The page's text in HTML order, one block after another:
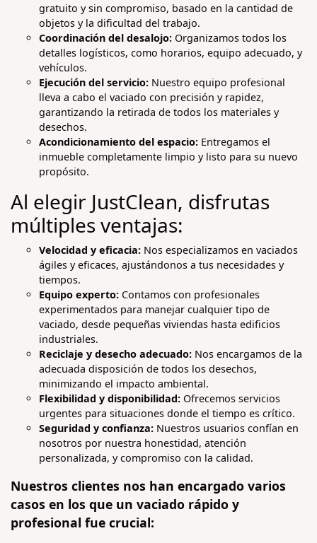
gratuito y sin compromiso, basado en la cantidad de
objetos y la dificultad del trabajo.
Coordinación del desalojo: Organizamos todos los
detalles logísticos, como horarios, equipo adecuado, y
vehículos.
Ejecución del servicio: Nuestro equipo profesional
lleva a cabo el vaciado con precisión y rapidez,
garantizando la retirada de todos los materiales y
desechos.
Acondicionamiento del espacio: Entregamos el
inmueble completamente limpio y listo para su nuevo
propósito.
Al elegir JustClean, disfrutas
múltiples ventajas:
Velocidad y eficacia: Nos especializamos en vaciados
ágiles y eficaces, ajustándonos a tus necesidades y
tiempos.
Equipo experto: Contamos con profesionales
experimentados para manejar cualquier tipo de
vaciado, desde pequeñas viviendas hasta edificios
industriales.
Reciclaje y desecho adecuado: Nos encargamos de la
adecuada disposición de todos los desechos,
minimizando el impacto ambiental.
Flexibilidad y disponibilidad: Ofrecemos servicios
urgentes para situaciones donde el tiempo es crítico.
Seguridad y confianza: Nuestros usuarios confían en
nosotros por nuestra honestidad, atención
personalizada, y compromiso con la calidad.
Nuestros clientes nos han encargado varios
casos en los que un vaciado rápido y
profesional fue crucial: